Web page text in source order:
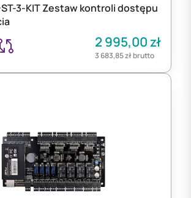
3-KIT Zestaw kontroli dostępu
2 995,00zł
3 683,85złbrutto